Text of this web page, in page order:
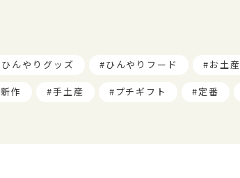
ひんやりグッズ ひんやりフード お土産
新作 手土産 プチギフト 定番